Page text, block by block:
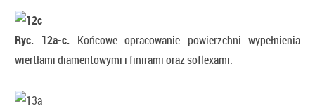
Ryc. 12a-c. Końcowe opracowanie powierzchni wypełnienia
wiertłami diamentowymi i finirami oraz soflexami.